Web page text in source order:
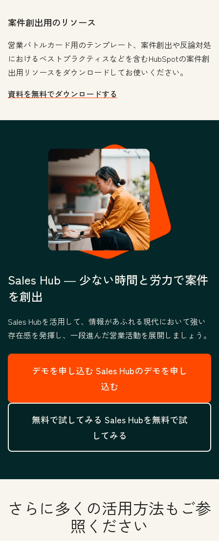
案件創出用のリソース
営業バトルカード用のテンプレート、案件創出や反論対処
におけるベストプラクティスなどを含むHubSpotの案件創
出用リソースをダウンロードしてお使いください。
資料を無料でダウンロードする
Sales Hub ― 少ない時間と労力で案件
を創出
Sales Hubを活用して、情報があふれる現代において強い
存在感を発揮し、一段進んだ営業活動を展開しましょう。
デモを申し込む Sales Hubのデモを申し
込む
無料で試してみる Sales Hubを無料で試
してみる
さらに多くの活用方法もご参
照ください